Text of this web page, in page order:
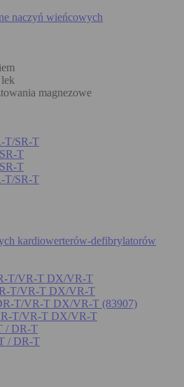
naczyń wieńcowych
magnezowe
T/SR-T
T
T
T/SR-T
kardiowerterów-defibrylatorów
T/VR-T DX/VR-T
T/VR-T DX/VR-T
T/VR-T DX/VR-T (83907)
T/VR-T DX/VR-T
/ DR-T
/ DR-T